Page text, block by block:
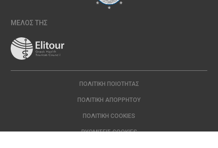
ΜΕΛΟΣ ΤΗΣ
ΠΟΛΙΤΙΚΉ ΠΟΙΌΤΗΤΑΣ
ΠΟΛΙΤΙΚΉ ΑΠΟΡΡΉΤΟΥ
ΠΟΛΙΤΙΚΉ COOKIES
ΡΥΘΜΊΣΕΙΣ COOKIES